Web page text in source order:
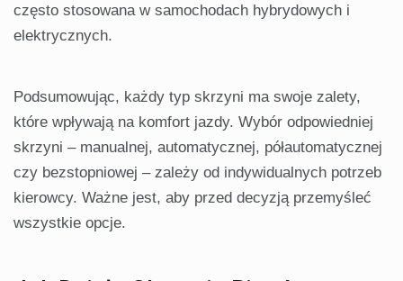
często stosowana w samochodach hybrydowych i
elektrycznych.
Podsumowując, każdy typ skrzyni ma swoje zalety,
które wpływają na komfort jazdy. Wybór odpowiedniej
skrzyni – manualnej, automatycznej, półautomatycznej
czy bezstopniowej – zależy od indywidualnych potrzeb
kierowcy. Ważne jest, aby przed decyzją przemyśleć
wszystkie opcje.